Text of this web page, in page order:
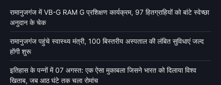
रामानुजगंज में VB-G RAM G प्रशिक्षण कार्यक्रम, 97 हितग्राहियों को बांटे स्वेच्छा
अनुदान के चेक
रामानुजगंज पहुंचे स्वास्थ्य मंत्री, 100 बिस्तरीय अस्पताल की लंबित सुविधाएं जल्द
होंगी शुरू
इतिहास के पन्नों में 07 अगस्त: एक ऐसा मुकाबला जिसने भारत को दिलाया विश्व
खिताब, जब आठ घंटे तक चला रोमांच